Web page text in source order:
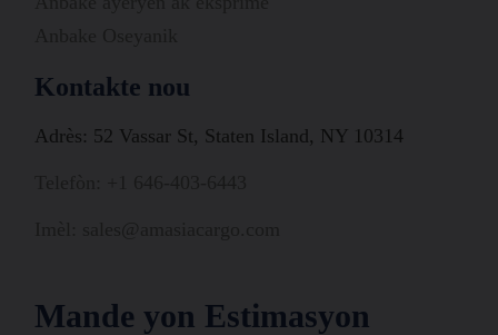
Kontakte nou
Adrès: 52 Vassar St, Staten Island, NY 10314
Mande yon Estimasyon